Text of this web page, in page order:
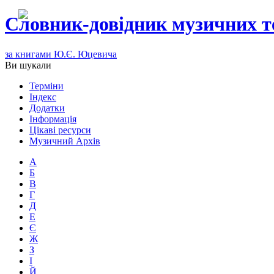
Словник-довідник музичних
за книгами Ю.Є. Юцевича
Ви шукали
Терміни
Індекс
Додатки
Інформація
Цікаві ресурси
Музичний Архів
А
Б
В
Г
Д
Е
Є
Ж
З
І
Й